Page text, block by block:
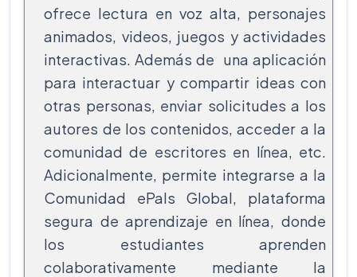
ofrece lectura en voz alta, personajes
animados, videos, juegos y actividades
interactivas. Además de una aplicación
para interactuar y compartir ideas con
otras personas, enviar solicitudes a los
autores de los contenidos, acceder a la
comunidad de escritores en línea, etc.
Adicionalmente, permite integrarse a la
Comunidad ePals Global, plataforma
segura de aprendizaje en línea, donde
los estudiantes aprenden
colaborativamente mediante la